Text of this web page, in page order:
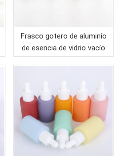
Frasco gotero de aluminio
de esencia de vidrio vacío